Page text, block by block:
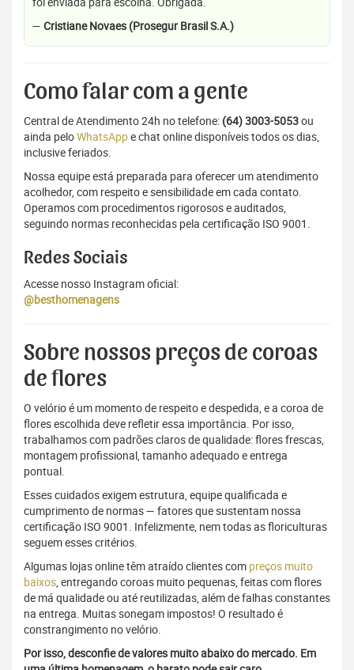
— Cristiane Novaes (Prosegur Brasil S.A.)
Como falar com a gente
Central de Atendimento 24h no telefone: (64) 3003-5053ou
ainda peloWhatsAppe chat online disponíveis todos os dias,
inclusive feriados.
Nossa equipe está preparada para oferecer um atendimento
acolhedor, com respeito e sensibilidade em cada contato.
Operamos com procedimentos rigorosos e auditados,
seguindo normas reconhecidas pela certificação ISO 9001.
Redes Sociais
Acesse nosso Instagram oficial:
@besthomenagens
Sobre nossos preços de coroas
de flores
O velório é um momento de respeito e despedida, e a coroa de
flores escolhida deve refletir essa importância. Por isso,
trabalhamos com padrões claros de qualidade: flores frescas,
montagem profissional, tamanho adequado e entrega
pontual.
Esses cuidados exigem estrutura, equipe qualificada e
cumprimento de normas — fatores que sustentam nossa
certificação ISO 9001. Infelizmente, nem todas as floriculturas
seguem esses critérios.
Algumas lojas online têm atraído clientes com preços muito
baixos, entregando coroas muito pequenas, feitas com flores
de má qualidade ou até reutilizadas, além de falhas constantes
na entrega. Muitas sonegam impostos! O resultado é
constrangimento no velório.
Por isso, desconfie de valores muito abaixo do mercado. Em